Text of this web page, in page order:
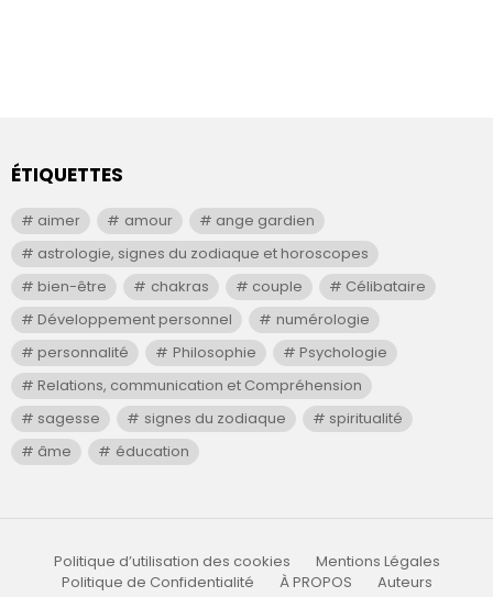
ÉTIQUETTES
aimer amour
ange gardien
astrologie, signes du zodiaque et horoscopes
bien-être
chakras couple
Célibataire
Développement personnel
numérologie
personnalité
Philosophie
Psychologie
Relations, communication et Compréhension
sagesse
signes du zodiaque
spiritualité
âme
éducation
Politique d’utilisation des cookies
Mentions Légales
Politique de Confidentialité
À PROPOS
Auteurs